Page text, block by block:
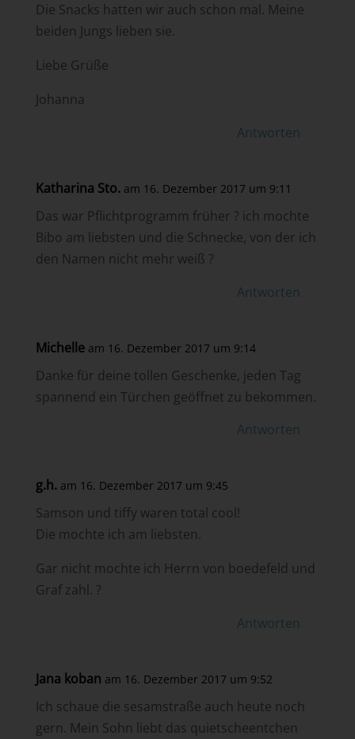
Die Snacks hatten wir auch schon mal. Meine
beiden Jungs lieben sie.
Liebe Grüße
Johanna
Antworten
Katharina Sto. am 16. Dezember 2017 um 9:11
Das war Pflichtprogramm früher ? ich mochte
Bibo am liebsten und die Schnecke, von der ich
den Namen nicht mehr weiß ?
Antworten
Michelle am 16. Dezember 2017 um 9:14
Danke für deine tollen Geschenke, jeden Tag
spannend ein Türchen geöffnet zu bekommen.
Antworten
g.h. am 16. Dezember 2017 um 9:45
Samson und tiffy waren total cool!
Die mochte ich am liebsten.
Gar nicht mochte ich Herrn von boedefeld und
Graf zahl. ?
Antworten
Jana koban am 16. Dezember 2017 um 9:52
Ich schaue die sesamstraße auch heute noch
gern. Mein Sohn liebt das quietscheentchen